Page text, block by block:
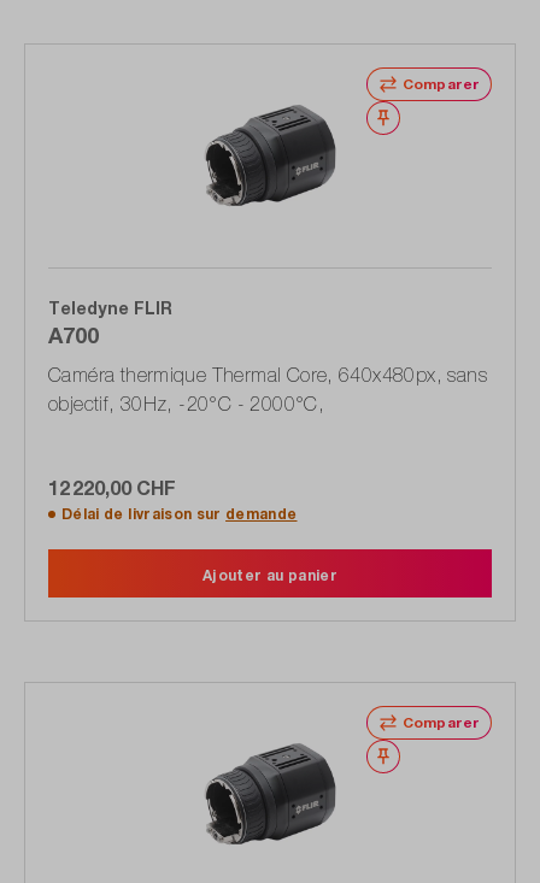
Comparer
Noter
Teledyne FLIR
A700
Caméra thermique Thermal Core, 640x480px, sans
objectif, 30Hz, -20°C - 2000°C,
12 220,00 CHF
Délai de livraison sur demande
Ajouter au panier
Comparer
Noter